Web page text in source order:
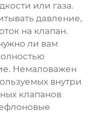
или газа.
давление,
на клапан.
ли вам
Немаловажен
внутри
клапанов